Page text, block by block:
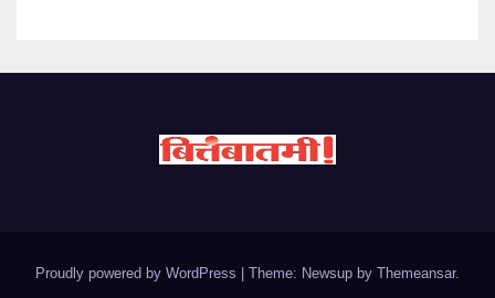
Proudly powered by WordPress | Theme: Newsup by Themeansar.